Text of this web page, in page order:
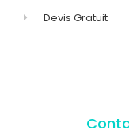
Devis Gratuit